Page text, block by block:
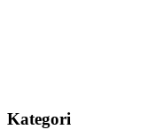
Kategori